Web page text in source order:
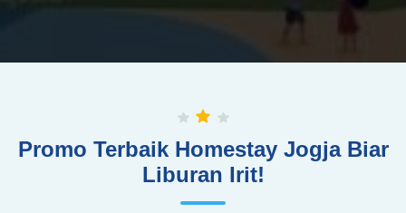
Promo Terbaik Homestay Jogja Biar
Liburan Irit!